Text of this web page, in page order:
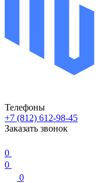
Телефоны
+7 (812) 612-98-45
Заказать звонок
0
0
0